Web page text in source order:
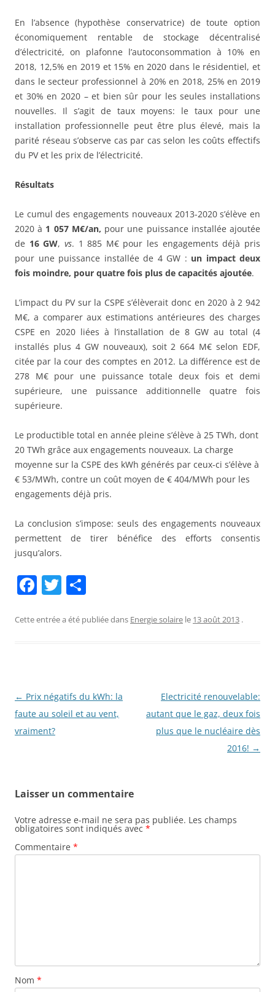
En l’absence (hypothèse conservatrice) de toute option
économiquement rentable de stockage décentralisé
d’électricité, on plafonne l’autoconsommation à 10% en
2018, 12,5% en 2019 et 15% en 2020 dans le résidentiel, et
dans le secteur professionnel à 20% en 2018, 25% en 2019
et 30% en 2020 – et bien sûr pour les seules installations
nouvelles. Il s’agit de taux moyens: le taux pour une
installation professionnelle peut être plus élevé, mais la
parité réseau s’observe cas par cas selon les coûts effectifs
du PV et les prix de l’électricité.
Résultats
Le cumul des engagements nouveaux 2013-2020 s’élève en
2020 à 1 057 M€/an, pour une puissance installée ajoutée
de 16 GW, vs. 1 885 M€ pour les engagements déjà pris
pour une puissance installée de 4 GW : un impact deux
fois moindre, pour quatre fois plus de capacités ajoutée.
L’impact du PV sur la CSPE s’élèverait donc en 2020 à 2 942
M€, a comparer aux estimations antérieures des charges
CSPE en 2020 liées à l’installation de 8 GW au total (4
installés plus 4 GW nouveaux), soit 2 664 M€ selon EDF,
citée par la cour des comptes en 2012. La différence est de
278 M€ pour une puissance totale deux fois et demi
supérieure, une puissance additionnelle quatre fois
supérieure.
Le productible total en année pleine s’élève à 25 TWh, dont
20 TWh grâce aux engagements nouveaux. La charge
moyenne sur la CSPE des kWh générés par ceux-ci s’élève à
€ 53/MWh, contre un coût moyen de € 404/MWh pour les
engagements déjà pris.
La conclusion s’impose: seuls des engagements nouveaux
permettent de tirer bénéfice des efforts consentis
jusqu’alors.
F
c
o
k
T
itt ta
Cette entrée a été publiée dans Energie solaire le 13 août 2013 .
Navigation
des
articles
← Prix négatifs du kWh: la
faute au soleil et au vent,
vraiment?
Electricité renouvelable:
autant que le gaz, deux fois
plus que le nucléaire dès
2016! →
Laisser un commentaire
Votre adresse e-mail ne sera pas publiée. Les champs
obligatoires sont indiqués avec *
Commentaire *
Nom *